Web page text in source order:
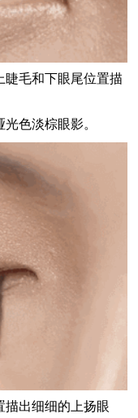
睫毛和下眼尾位置描
色淡棕眼影。
描出细细的上扬眼